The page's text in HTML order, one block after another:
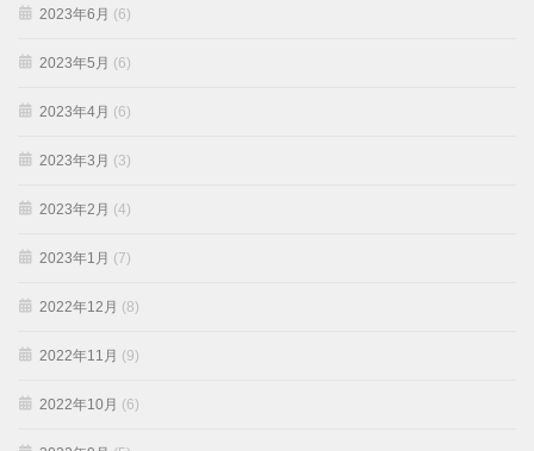
2023年6月 (6)
2023年5月 (6)
2023年4月 (6)
2023年3月 (3)
2023年2月 (4)
2023年1月 (7)
2022年12月 (8)
2022年11月 (9)
2022年10月 (6)